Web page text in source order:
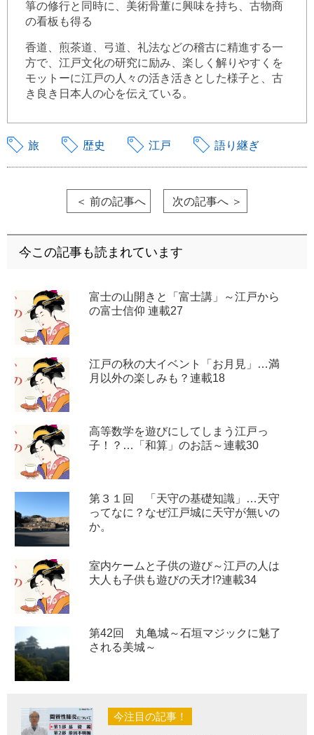
箏の修行と同時に、美術骨董に興味を持ち、古物商
の看板も得る
香道、煎茶道、弓道、礼法などの稽古に精進する一
方で、江戸文化の研究に励み、楽しく解りやすくを
モットーに江戸の人々の活き活きとした様子と、古
き良き日本人の心を伝えている。
旅 歴史 江戸 語り継ぎ
＜ 前の記事へ 次の記事へ ＞
今この記事も読まれています
富士の山開きと「富士講」～江戸から
の富士信仰 連載27
江戸の秋の大イベント「お月見」…満
月以外の楽しみも？連載18
高等数学を遊びにしてしまう江戸っ
子！？…「和算」のお話～連載30
第３１回 「天守の基礎知識」…天守
ってなに？なぜ江戸城に天守が無いの
か。
室内ケームと子供の遊び～江戸の人は
大人も子供も遊びの天才!?連載34
第42回 丸亀城～石垣マジックに魅了
される美城～
今注目の記事！